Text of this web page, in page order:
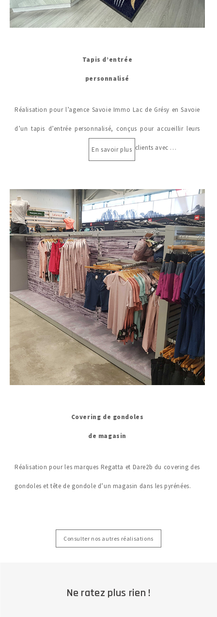
Tapis d’entrée
personnalisé
Réalisation pour l’agence Savoie Immo Lac de Grésy en Savoie
d’un tapis d’entrée personnalisé, conçus pour accueillir leurs
clients avec …
En savoir plus
Covering de gondoles
de magasin
Réalisation pour les marques Regatta et Dare2b du covering des
gondoles et tête de gondole d’un magasin dans les pyrénées.
Consulter nos autres réalisations
Ne ratez plus rien !